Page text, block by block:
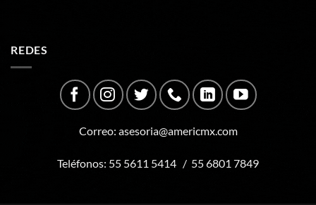
REDES
Correo: asesoria@americmx.com
Teléfonos: 55 5611 5414 / 55 6801 7849